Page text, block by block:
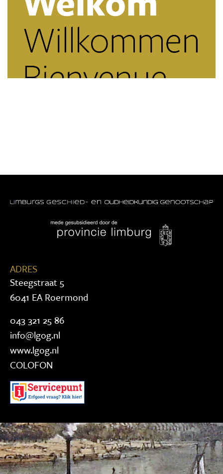
ADRES
Steegstraat 5
6041 EA Roermond
043 321 25 86
info@lgog.nl
www.lgog.nl
COLOFON